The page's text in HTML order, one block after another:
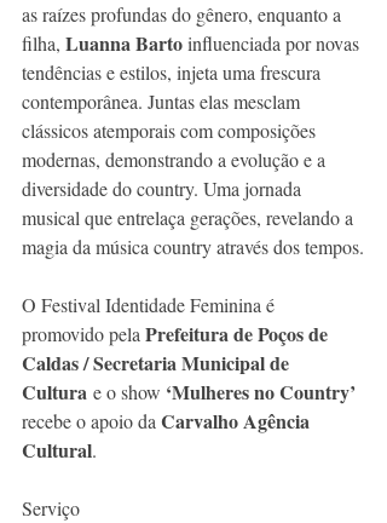
as raízes profundas do gênero, enquanto a
filha, Luanna Barto influenciada por novas
tendências e estilos, injeta uma frescura
contemporânea. Juntas elas mesclam
clássicos atemporais com composições
modernas, demonstrando a evolução e a
diversidade do country. Uma jornada
musical que entrelaça gerações, revelando a
magia da música country através dos tempos.
O Festival Identidade Feminina é
promovido pela Prefeitura de Poços de
Caldas / Secretaria Municipal de
Cultura e o show ‘Mulheres no Country’
recebe o apoio da Carvalho Agência
Cultural.
Serviço